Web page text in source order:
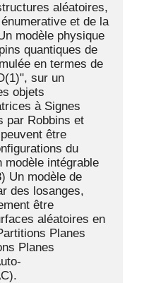
aléatoires,
et de la
modèle physique
quantiques de
en termes de
sur un
objets
à Signes
par Robbins et
être
du
modèle intégrable
Un modèle de
des losanges,
être
aléatoires en
Planes
Planes